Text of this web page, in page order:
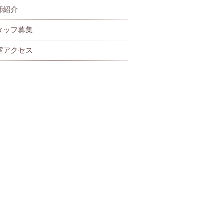
紹介
ッフ募集
アクセス